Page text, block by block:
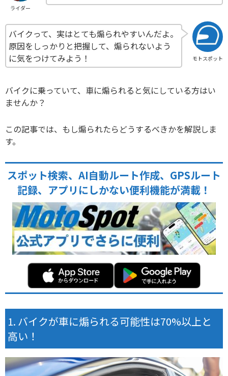
ライダー
モトスポット
バイクって、実はとても煽られやすいんだよ。
原因をしっかりと把握して、煽られないよう
に気をつけてみよう！
バイクに乗っていて、車に煽られると気にしている方はい
ませんか？
この記事では、もし煽られたらどうするべきかを解説しま
す。
スポット検索、AI自動ルート作成、GPSルート
記録、アプリにしかない便利機能が満載！
バイクが車に煽られる可能性は70%以上と
高い！